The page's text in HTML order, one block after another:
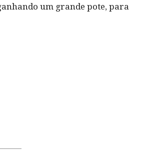
um grande pote, para